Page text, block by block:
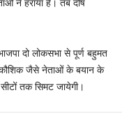
ने हराया है। तब दोष
दो लोकसभा से पूर्ण बहुमत
जैसे नेताओं के बयान के
तक सिमट जायेगी।